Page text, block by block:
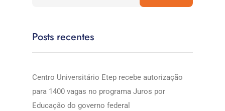
Posts recentes
Centro Universitário Etep recebe autorização
para 1400 vagas no programa Juros por
Educação do governo federal